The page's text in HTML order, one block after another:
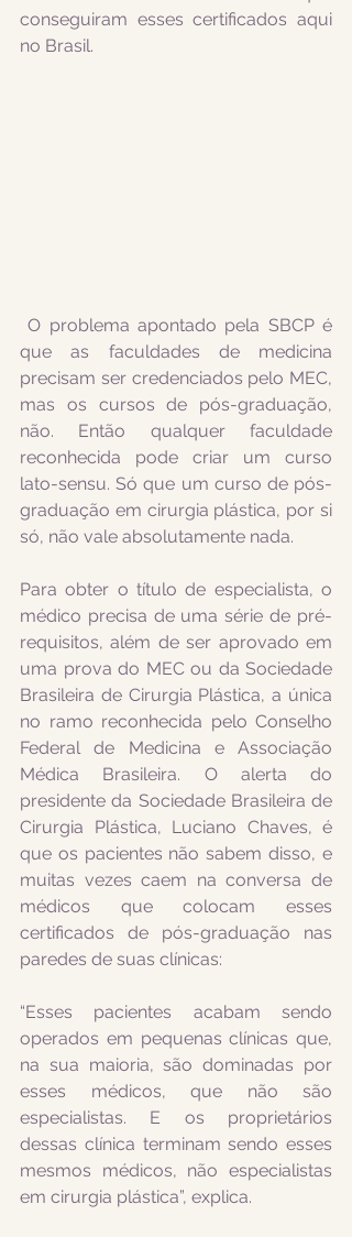
conseguiram esses certificados aqui
no Brasil.
O problema apontado pela SBCP é
que as faculdades de medicina
precisam ser credenciados pelo MEC,
mas os cursos de pós-graduação,
não. Então qualquer faculdade
reconhecida pode criar um curso
lato-sensu. Só que um curso de pós-
graduação em cirurgia plástica, por si
só, não vale absolutamente nada.
Para obter o título de especialista, o
médico precisa de uma série de pré-
requisitos, além de ser aprovado em
uma prova do MEC ou da Sociedade
Brasileira de Cirurgia Plástica, a única
no ramo reconhecida pelo Conselho
Federal de Medicina e Associação
Médica Brasileira. O alerta do
presidente da Sociedade Brasileira de
Cirurgia Plástica, Luciano Chaves, é
que os pacientes não sabem disso, e
muitas vezes caem na conversa de
médicos que colocam esses
certificados de pós-graduação nas
paredes de suas clínicas:
“Esses pacientes acabam sendo
operados em pequenas clínicas que,
na sua maioria, são dominadas por
esses médicos, que não são
especialistas. E os proprietários
dessas clínica terminam sendo esses
mesmos médicos, não especialistas
em cirurgia plástica”, explica.